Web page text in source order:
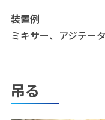
装置例
ミキサー、アジテー
吊る